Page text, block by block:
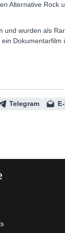
Alternative Rock
und wurden als
Telegram